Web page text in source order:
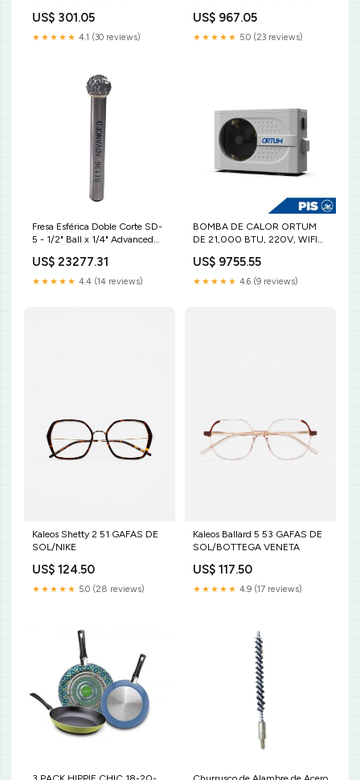
US$ 301.05
★★★★★ 4.1 (30 reviews)
US$ 967.05
★★★★★ 5.0 (23 reviews)
Fresa Esférica Doble Corte SD-
5 - 1/2" Ball x 1/4" Advanced
US$ 23277.31
★★★★★ 4.4 (14 reviews)
BOMBA DE CALOR ORTUM
DE 21,000 BTU, 220V, WIFI
US$ 9755.55
★★★★★ 4.6 (9 reviews)
Kaleos Shetty 2 51 GAFAS DE
SOL/NIKE
US$ 124.50
★★★★★ 5.0 (28 reviews)
Kaleos Ballard 5 53 GAFAS DE
SOL/BOTTEGA VENETA
US$ 117.50
★★★★★ 4.9 (17 reviews)